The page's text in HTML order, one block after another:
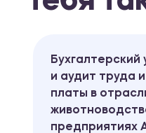
Бухгалтерский
и аудит труда
платы в
предприятиях